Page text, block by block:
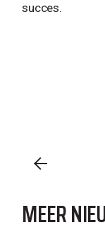
succes.
MEER